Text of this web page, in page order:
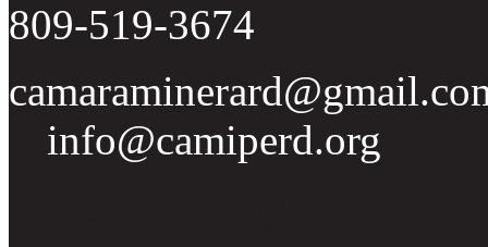
809-519-3674
info@camiperd.org